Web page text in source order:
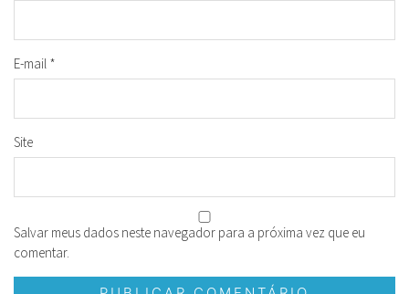
E-mail *
Site
Salvar meus dados neste navegador para a próxima vez que eu
comentar.